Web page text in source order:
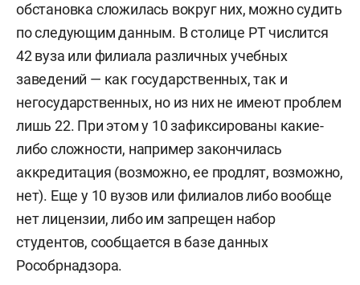
обстановка сложилась вокруг них, можно судить
по следующим данным. В столице РТ числится
42 вуза или филиала различных учебных
заведений — как государственных, так и
негосударственных, но из них не имеют проблем
лишь 22. При этом у 10 зафиксированы какие-
либо сложности, например закончилась
аккредитация (возможно, ее продлят, возможно,
нет). Еще у 10 вузов или филиалов либо вообще
нет лицензии, либо им запрещен набор
студентов, сообщается в базе данных
Рособрнадзора.